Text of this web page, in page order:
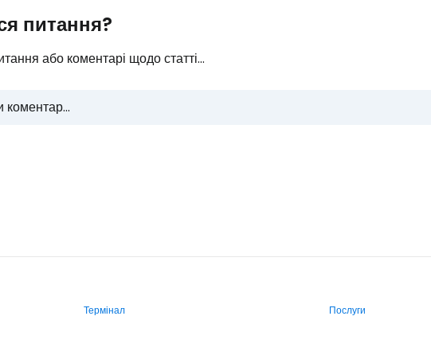
питання?
або коментарі щодо статті...
коментар...
Термінал
Послуги